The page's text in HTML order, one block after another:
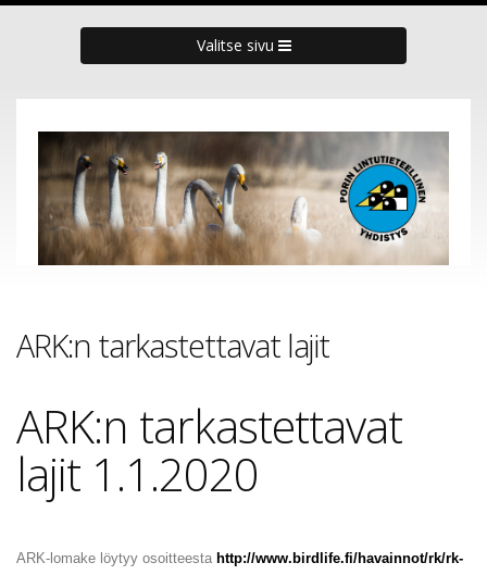
Valitse sivu
ARK:n tarkastettavat lajit
ARK:n tarkastettavat
lajit 1.1.2020
ARK-lomake löytyy osoitteesta http://www.birdlife.fi/havainnot/rk/rk-